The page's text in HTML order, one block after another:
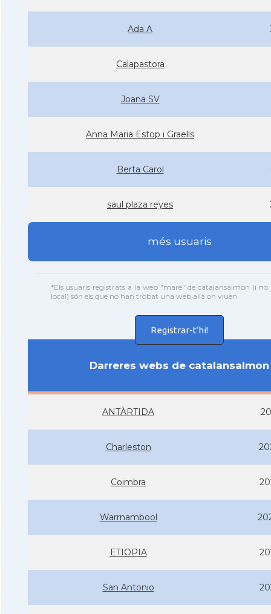
Ada A
Calapastora
Joana SV
Anna Maria Estop i Graells
Berta Carol
saul plaza reyes
més usuaris
*Els usuaris registrats a la web "mare" de catalansalmon (i
local) són els que no han trobat una web allà on viuen
Registrar-t'hi!
Darreres webs de catalansalmon
ANTÀRTIDA
Charleston
Coimbra
Warrnambool
ETIOPIA
San Antonio